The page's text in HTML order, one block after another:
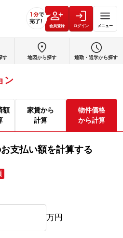
会員登録 ログイン メニュー
す 地図から探す 通勤・通学から探す
ン
額
家賃から
計算
物件価格
から計算
支払い額を計算する
万円